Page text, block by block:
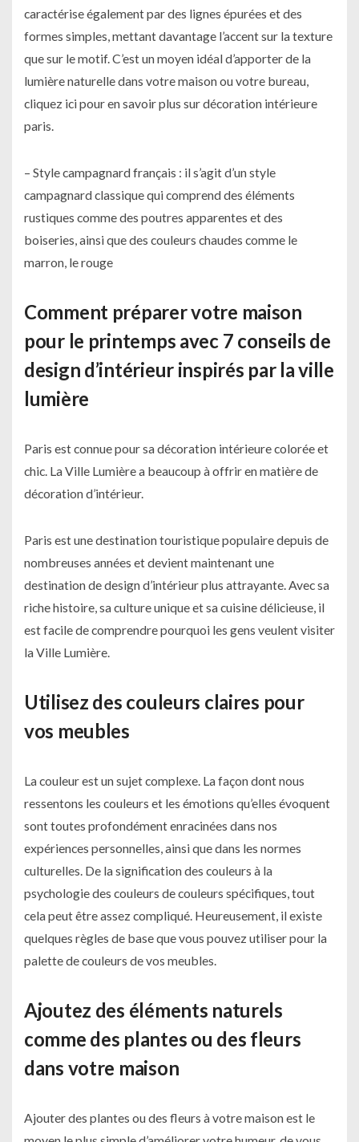
caractérise également par des lignes épurées et des
formes simples, mettant davantage l’accent sur la texture
que sur le motif. C’est un moyen idéal d’apporter de la
lumière naturelle dans votre maison ou votre bureau,
cliquez ici pour en savoir plus sur décoration intérieure
paris.
– Style campagnard français : il s’agit d’un style
campagnard classique qui comprend des éléments
rustiques comme des poutres apparentes et des
boiseries, ainsi que des couleurs chaudes comme le
marron, le rouge
Comment préparer votre maison
pour le printemps avec 7 conseils de
design d’intérieur inspirés par la ville
lumière
Paris est connue pour sa décoration intérieure colorée et
chic. La Ville Lumière a beaucoup à offrir en matière de
décoration d’intérieur.
Paris est une destination touristique populaire depuis de
nombreuses années et devient maintenant une
destination de design d’intérieur plus attrayante. Avec sa
riche histoire, sa culture unique et sa cuisine délicieuse, il
est facile de comprendre pourquoi les gens veulent visiter
la Ville Lumière.
Utilisez des couleurs claires pour
vos meubles
La couleur est un sujet complexe. La façon dont nous
ressentons les couleurs et les émotions qu’elles évoquent
sont toutes profondément enracinées dans nos
expériences personnelles, ainsi que dans les normes
culturelles. De la signification des couleurs à la
psychologie des couleurs de couleurs spécifiques, tout
cela peut être assez compliqué. Heureusement, il existe
quelques règles de base que vous pouvez utiliser pour la
palette de couleurs de vos meubles.
Ajoutez des éléments naturels
comme des plantes ou des fleurs
dans votre maison
Ajouter des plantes ou des fleurs à votre maison est le